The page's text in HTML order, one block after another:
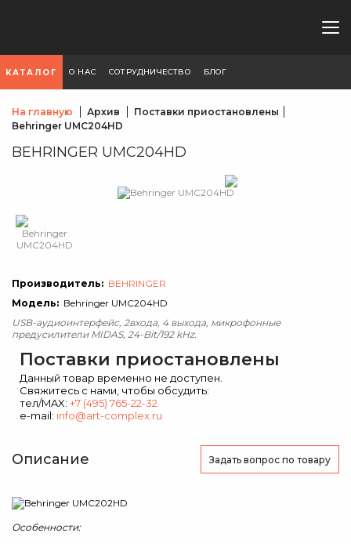
КАТАЛОГ О НАС СОТРУДНИЧЕСТВО БЛОГ
На главную Архив
Поставки приостановлены
Behringer UMC204HD
BEHRINGER UMC204HD
Производитель: BEHRINGER
Модель: Behringer UMC204HD
USB-аудиоинтерфейс, 2входа, 4 выхода, микрофонные
предусилители MIDAS, 24-Bit/192 kHz.
Поставки приостановлены
Данный товар временно не доступен.
Свяжитесь с нами, чтобы обсудить:
тел/MAX: +7 (495) 765-22-32
e-mail: info@art-complex.ru
Описание Задать вопрос по товару
Особенности: